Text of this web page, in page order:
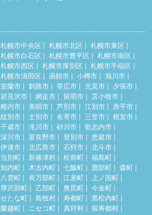
札幌市中央区 札幌市北区
札幌市東区
札幌市白石区
札幌市豊平区
札幌市南区
札幌市西区
札幌市厚別区
札幌市手稲区
札幌市清田区
函館市 小樽市
旭川市
室蘭市
釧路市 帯広市 北見市
夕張市
岩見沢市
網走市 留萌市
苫小牧市
稚内市
美唄市 芦別市 江別市
赤平市
紋別市
士別市 名寄市 三笠市
根室市
千歳市
滝川市 砂川市
歌志内市
深川市
富良野市 登別市
恵庭市
伊達市
北広島市 石狩市
北斗市
当別町
新篠津村 松前町
福島町
知内町
木古内町 七飯町 鹿部町
森町
八雲町
長万部町 江差町
上ノ国町
厚沢部町
乙部町 奥尻町
今金町
せたな町
島牧村 寿都町
黒松内町
蘭越町
ニセコ町 真狩村
留寿都村